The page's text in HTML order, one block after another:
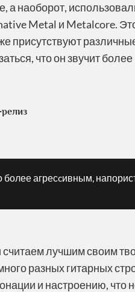
а наоборот,
Metal и Metalcore.
присутствуют
что он звучит
более агресcивным,
лучшим своим
разных гитарных
и настроению, что